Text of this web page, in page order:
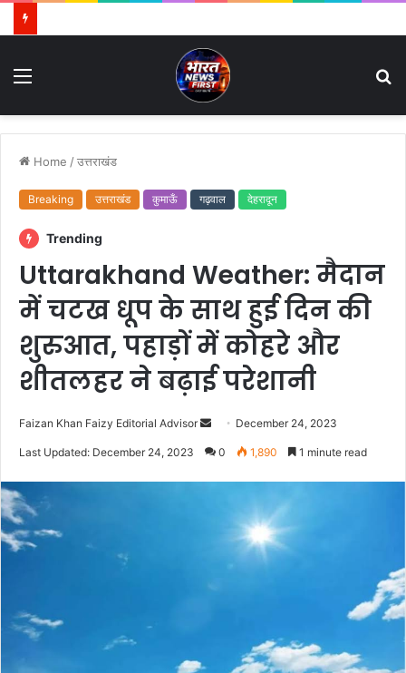
Home /उत्तराखंड
Breaking उत्तराखंड कुमाऊँ गढ़वाल देहरादून
Trending
Uttarakhand Weather: मैदान
में चटख धूप के साथ हुई दिन की
शुरुआत, पहाड़ों में कोहरे और
शीतलहर ने बढ़ाई परेशानी
Faizan Khan Faizy Editorial Advisor
e
December 24, 2023
Last Updated: December 24, 2023 0 1,890 1 minute read